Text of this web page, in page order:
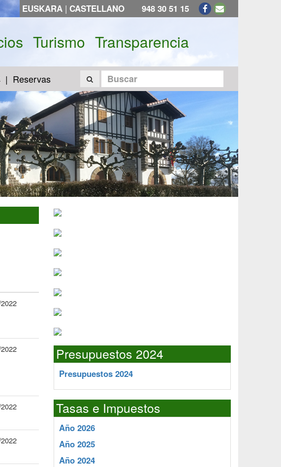
EUSKARA | CASTELLANO 948 30 51 15
Turismo Transparencia
Reservas
Presupuestos 2024
Presupuestos 2024
Tasas e Impuestos
Año 2026
Año 2025
Año 2024